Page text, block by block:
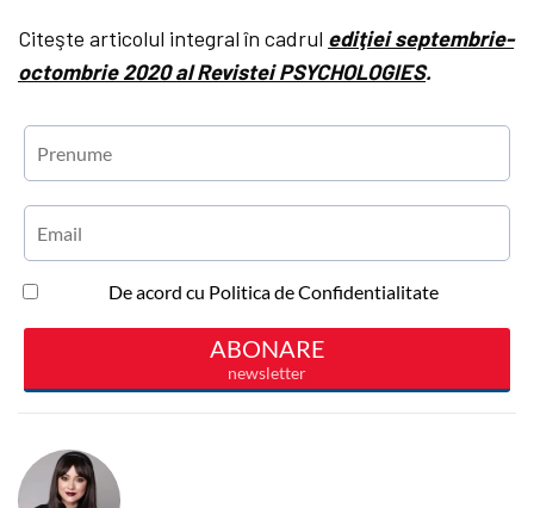
Citeşte articolul integral în cadrul ediţiei septembrie-
octombrie 2020 al Revistei PSYCHOLOGIES.